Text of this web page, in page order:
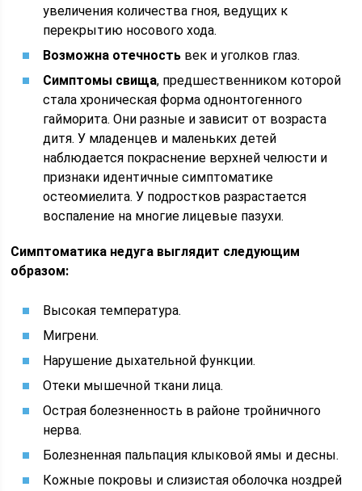
увеличения количества гноя, ведущих к
перекрытию носового хода.
Возможна отечность век и уголков глаз.
Симптомы свища, предшественником которой
стала хроническая форма однонтогенного
гайморита. Они разные и зависит от возраста
дитя. У младенцев и маленьких детей
наблюдается покраснение верхней челюсти и
признаки идентичные симптоматике
остеомиелита. У подростков разрастается
воспаление на многие лицевые пазухи.
Симптоматика недуга выглядит следующим
образом:
Высокая температура.
Мигрени.
Нарушение дыхательной функции.
Отеки мышечной ткани лица.
Острая болезненность в районе тройничного
нерва.
Болезненная пальпация клыковой ямы и десны.
Кожные покровы и слизистая оболочка ноздрей